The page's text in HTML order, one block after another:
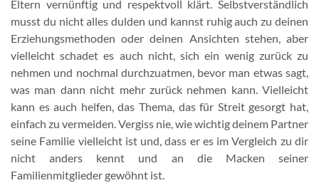
Eltern vernünftig und respektvoll klärt. Selbstverständlich
musst du nicht alles dulden und kannst ruhig auch zu deinen
Erziehungsmethoden oder deinen Ansichten stehen, aber
vielleicht schadet es auch nicht, sich ein wenig zurück zu
nehmen und nochmal durchzuatmen, bevor man etwas sagt,
was man dann nicht mehr zurück nehmen kann. Vielleicht
kann es auch helfen, das Thema, das für Streit gesorgt hat,
einfach zu vermeiden. Vergiss nie, wie wichtig deinem Partner
seine Familie vielleicht ist und, dass er es im Vergleich zu dir
nicht anders kennt und an die Macken seiner
Familienmitglieder gewöhnt ist.